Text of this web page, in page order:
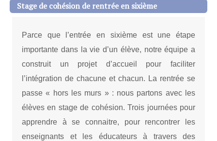
Stage de cohésion de rentrée en sixième
Parce que l’entrée en sixième est une étape
importante dans la vie d’un élève, notre équipe a
construit un projet d’accueil pour faciliter
l’intégration de chacune et chacun. La rentrée se
passe « hors les murs » : nous partons avec les
élèves en stage de cohésion. Trois journées pour
apprendre à se connaitre, pour rencontrer les
enseignants et les éducateurs à travers des